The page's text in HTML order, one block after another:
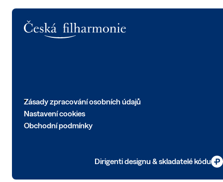
Zásady zpracování osobních údajů
Nastavení cookies
Obchodní podmínky
Dirigenti designu & skladatelé kódu